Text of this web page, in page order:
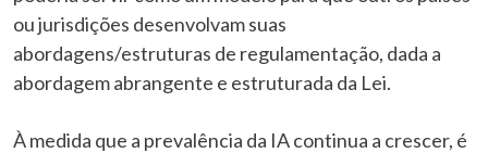
ou jurisdições desenvolvam suas
abordagens/estruturas de regulamentação, dada a
abordagem abrangente e estruturada da Lei.
À medida que a prevalência da IA continua a crescer, é